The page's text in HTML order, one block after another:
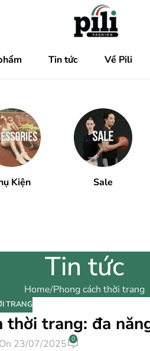
Tin tức Về Pili
Kiện Sale
Tin tức
Home Phong cách thời trang
TRANG
trang: đa
On 23/07/2025 0